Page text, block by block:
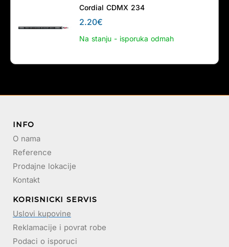
Cordial CDMX 234
2.20€
Na stanju - isporuka odmah
INFO
O nama
Reference
Prodajne lokacije
Kontakt
KORISNICKI SERVIS
Uslovi kupovine
Reklamacije i povrat robe
Podaci o isporuci